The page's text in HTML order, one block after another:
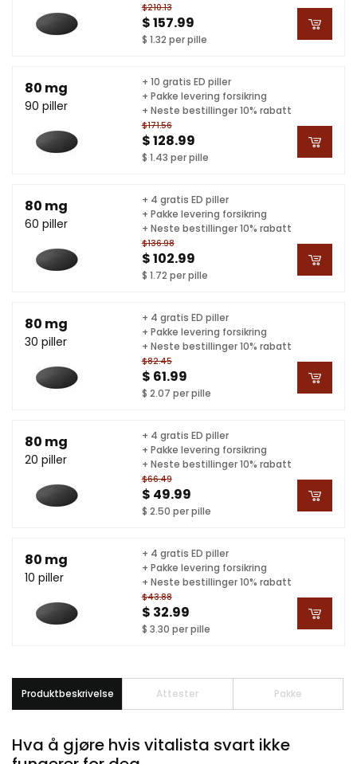
$210.13
$ 157.99
$ 1.32 per pille
80 mg
90 piller
$171.56
$ 128.99
$ 1.43 per pille
+ 10 gratis ED piller
+ Pakke levering forsikring
+ Neste bestillinger 10% rabatt
80 mg
60 piller
$136.98
$ 102.99
$ 1.72 per pille
+ 4 gratis ED piller
+ Pakke levering forsikring
+ Neste bestillinger 10% rabatt
80 mg
30 piller
$82.45
$ 61.99
$ 2.07 per pille
+ 4 gratis ED piller
+ Pakke levering forsikring
+ Neste bestillinger 10% rabatt
80 mg
20 piller
$66.49
$ 49.99
$ 2.50 per pille
+ 4 gratis ED piller
+ Pakke levering forsikring
+ Neste bestillinger 10% rabatt
80 mg
10 piller
$43.88
$ 32.99
$ 3.30 per pille
+ 4 gratis ED piller
+ Pakke levering forsikring
+ Neste bestillinger 10% rabatt
Produktbeskrivelse Attester Pakke
Hva å gjøre hvis vitalista svart ikke